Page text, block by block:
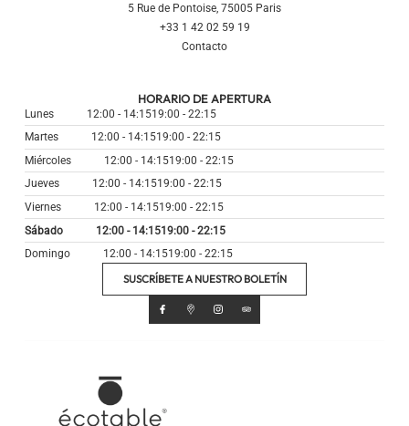
5 Rue de Pontoise, 75005 Paris
+33 1 42 02 59 19
Contacto
HORARIO DE APERTURA
Lunes 12:00 - 14:1519:00 - 22:15
Martes
12:00 - 14:1519:00 - 22:15
Miércoles
12:00 - 14:1519:00 - 22:15
Jueves
12:00 - 14:1519:00 - 22:15
Viernes
12:00 - 14:1519:00 - 22:15
Sábado
12:00 - 14:1519:00 - 22:15
Domingo
12:00 - 14:1519:00 - 22:15
SUSCRÍBETE A NUESTRO BOLETÍN